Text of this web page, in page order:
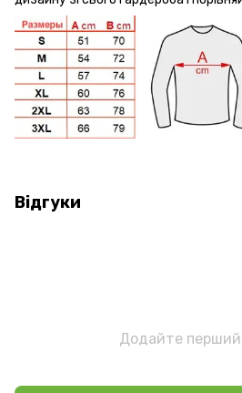
Відгуки
Додайте перший